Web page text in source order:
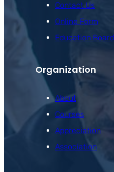
Contact Us
Online Form
Education Board
Organization
About
Courses
Appreciation
Association